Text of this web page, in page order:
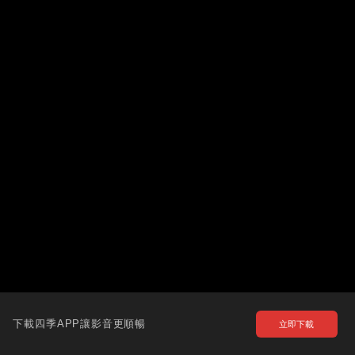
下載四季APP讓影音更順暢 立即下載